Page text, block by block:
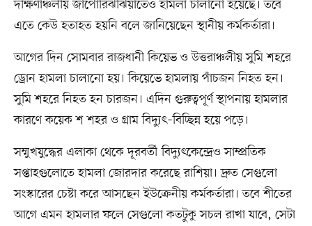
দক্ষিণাঞ্চলীয় জাপোরিঝঝিয়াতেও হামলা চালানো হয়েছে। তবে
এতে কেউ হতাহত হয়নি বলে জানিয়েছেন স্থানীয় কর্মকর্তারা।
আগের দিন সোমবার রাজধানী কিয়েভ ও উত্তরাঞ্চলীয় সুমি শহরে
ড্রোন হামলা চালানো হয়। কিয়েভে হামলায় পাঁচজন নিহত হন।
সুমি শহরে নিহত হন চারজন। এদিন গুরুত্বপূর্ণ স্থাপনায় হামলার
কারণে কয়েক শ শহর ও গ্রাম বিদ্যুৎ–বিচ্ছিন্ন হয়ে পড়ে।
সম্মুখযুদ্ধের এলাকা থেকে দূরবর্তী বিদ্যুৎকেন্দ্রেও সাম্প্রতিক
সপ্তাহগুলোতে হামলা জোরদার করেছে রাশিয়া। দ্রুত সেগুলো
সংস্কারের চেষ্টা করে আসছেন ইউক্রেনীয় কর্মকর্তারা। তবে শীতের
আগে এমন হামলার ফলে সেগুলো কতটুকু সচল রাখা যাবে, সেটা